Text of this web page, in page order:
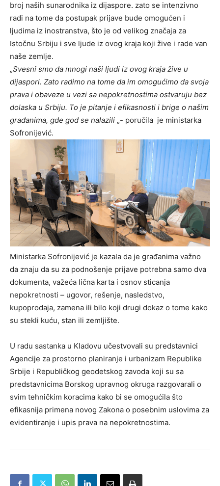
broj naših sunarodnika iz dijaspore. zato se intenzivno
radi na tome da postupak prijave bude omogućen i
ljudima iz inostranstva, što je od velikog značaja za
Istočnu Srbiju i sve ljude iz ovog kraja koji žive i rade van
naše zemlje.
„Svesni smo da mnogi naši ljudi iz ovog kraja žive u
dijaspori. Zato radimo na tome da im omogućimo da svoja
prava i obaveze u vezi sa nepokretnostima ostvaruju bez
dolaska u Srbiju. To je pitanje i efikasnosti i brige o našim
građanima, gde god se nalazili „- poručila je ministarka
Sofronijević.
Ministarka Sofronijević je kazala da je građanima važno
da znaju da su za podnošenje prijave potrebna samo dva
dokumenta, važeća lična karta i osnov sticanja
nepokretnosti – ugovor, rešenje, nasledstvo,
kupoprodaja, zamena ili bilo koji drugi dokaz o tome kako
su stekli kuću, stan ili zemljište.
U radu sastanka u Kladovu učestvovali su predstavnici
Agencije za prostorno planiranje i urbanizam Republike
Srbije i Republičkog geodetskog zavoda koji su sa
predstavnicima Borskog upravnog okruga razgovarali o
svim tehničkim koracima kako bi se omogućila što
efikasnija primena novog Zakona o posebnim uslovima za
evidentiranje i upis prava na nepokretnostima.